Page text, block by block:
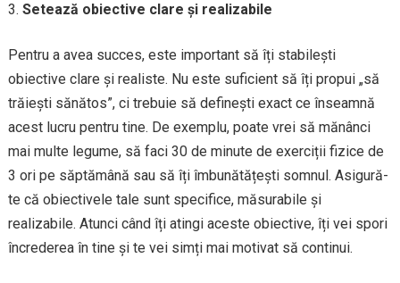
Setează obiective clare și realizabile
Pentru a avea succes, este important să îți stabilești
obiective clare și realiste. Nu este suficient să îți propui „să
trăiești sănătos”, ci trebuie să definești exact ce înseamnă
acest lucru pentru tine. De exemplu, poate vrei să mănânci
mai multe legume, să faci 30 de minute de exerciții fizice de
3 ori pe săptămână sau să îți îmbunătățești somnul. Asigură-
te că obiectivele tale sunt specifice, măsurabile și
realizabile. Atunci când îți atingi aceste obiective, îți vei spori
încrederea în tine și te vei simți mai motivat să continui.